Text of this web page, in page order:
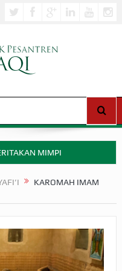
MIMPI
PERANG BADAR
KAROMAH IMAM